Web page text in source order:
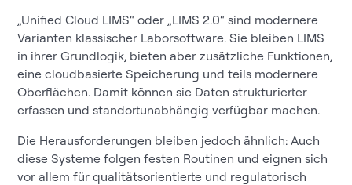
„Unified Cloud LIMS“ oder „LIMS 2.0“ sind modernere
Varianten klassischer Laborsoftware. Sie bleiben LIMS
in ihrer Grundlogik, bieten aber zusätzliche Funktionen,
eine cloudbasierte Speicherung und teils modernere
Oberflächen. Damit können sie Daten strukturierter
erfassen und standortunabhängig verfügbar machen.
Die Herausforderungen bleiben jedoch ähnlich: Auch
diese Systeme folgen festen Routinen und eignen sich
vor allem für qualitätsorientierte und regulatorisch